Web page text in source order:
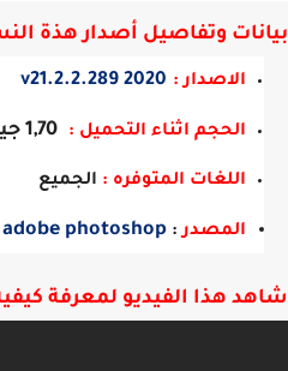
وتفاصيل أصدار هذة
الاصدار : 2020 v21.2.2.289
الحجم اثناء التحميل : 1,70 جيجابايت
اللغات المتوفره : الجميع
المصدر:
adobe photoshop
هذا الفيديو لمعرفة كيفية